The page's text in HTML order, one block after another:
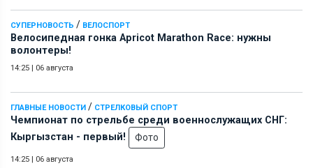
СУПЕРНОВОСТЬ / ВЕЛОСПОРТ
Велосипедная гонка Apricot Marathon Race: нужны
волонтеры!
14:25 06 августа
ГЛАВНЫЕ НОВОСТИ / СТРЕЛКОВЫЙ СПОРТ
Чемпионат по стрельбе среди военнослужащих СНГ:
Кыргызстан - первый!
Фото
14:25 06 августа